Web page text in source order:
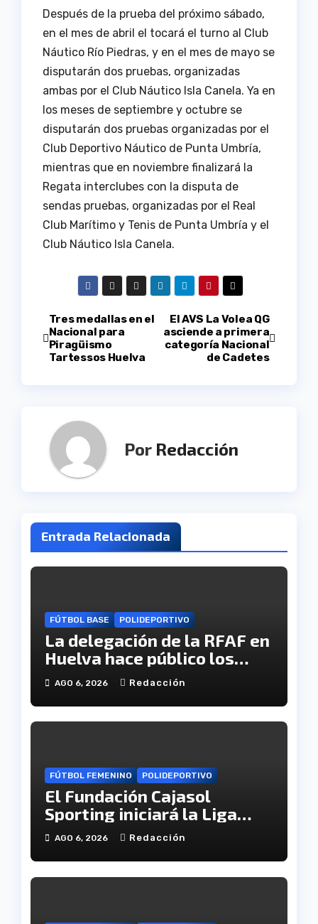
Después de la prueba del próximo sábado,
en el mes de abril el tocará el turno al Club
Náutico Río Piedras, y en el mes de mayo se
disputarán dos pruebas, organizadas
ambas por el Club Náutico Isla Canela. Ya en
los meses de septiembre y octubre se
disputarán dos pruebas organizadas por el
Club Deportivo Náutico de Punta Umbría,
mientras que en noviembre finalizará la
Regata interclubes con la disputa de
sendas pruebas, organizadas por el Real
Club Marítimo y Tenis de Punta Umbría y el
Club Náutico Isla Canela.
Navegación
de
El AVS La Volea QG
asciende a primera
categoría Nacional
de Cadetes
Tres medallas en el
Nacional para
Piragüismo
Tartessos Huelva
Por Redacción
Entrada Relacionada
FÚTBOL BASE POLIDEPORTIVO
La delegación de la RFAF en
Huelva hace público los
calendarios de la categoría
juvenil
AGO 6, 2026 Redacción
FÚTBOL FEMENINO POLIDEPORTIVO
El Fundación Cajasol
Sporting iniciará la Liga
recibiendo al Cacereño
AGO 6, 2026 Redacción